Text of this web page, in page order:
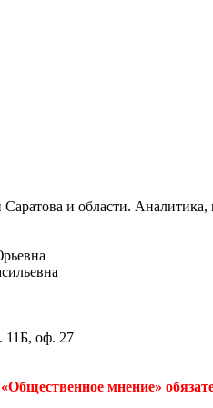
и области.
11Б, оф. 27
мнение»